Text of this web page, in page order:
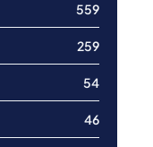
559
259
54
46